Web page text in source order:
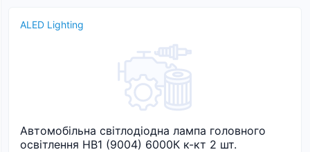
ALED Lighting
Автомобільна світлодіодна лампа головного
освітлення HB1 (9004) 6000К к-кт 2 шт.